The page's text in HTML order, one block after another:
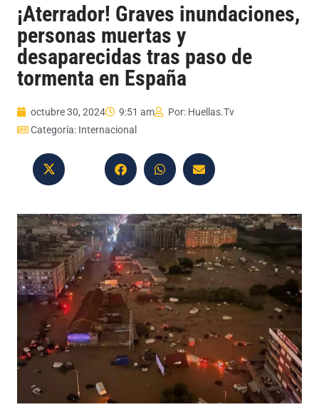
¡Aterrador! Graves inundaciones,
personas muertas y
desaparecidas tras paso de
tormenta en España
octubre 30, 2024 9:51 am Por: Huellas.Tv
Categoría: Internacional